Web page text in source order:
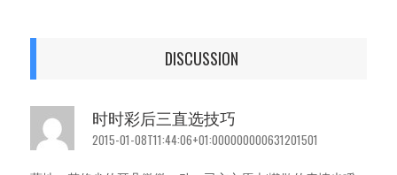
DISCUSSION
时时彩后三直选技巧
2015-01-08T11:44:06+01:000000000631201501